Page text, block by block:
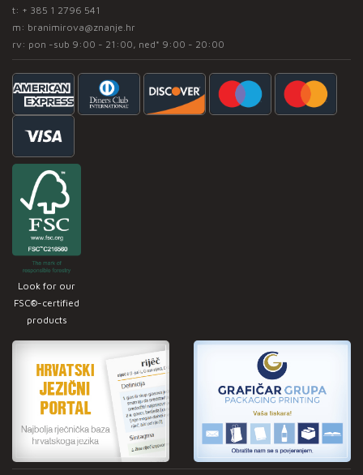
t: + 385 1 2796 541
m: branimirova@znanje.hr
rv: pon -sub 9:00 - 21:00, ned* 9:00 - 20:00
Look for our
FSC®-certified
products